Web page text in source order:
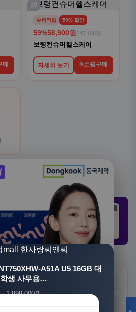
매
10
슈퍼적립 59% 할인
59%58,900원 145,100원
보령컨슈머헬스케어
자세히 보기 N쇼핑구매
21,802원
광고
3,308원
광고
8,892원
대구
세종
A51A U5 16GB 대
학생 사무용…
1,999,000원